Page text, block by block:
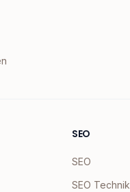
SEO
SEO
SEO Technik